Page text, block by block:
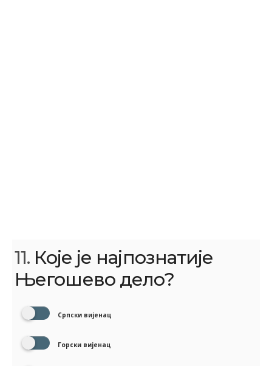
11. Које је најпознатије
Његошево дело?
Српски вијенац
Горски вијенац